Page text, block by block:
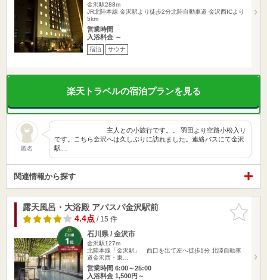
金沢駅288m
JR北陸本線 金沢駅より徒歩2分北陸自動車道 金沢西ICより
5km
営業時間
入浴料金 ～
宿泊 サウナ
楽天トラベルの宿泊プランを見る
匿名
主人との小旅行です。。 羽田より空路小松入り
です。こちら金沢へは久しぶりに訪れました。連絡バスにて金沢
駅…
関連情報から探す
お気に入
りに追加
露天風呂・大浴殿 アパスパ金沢駅前
4.4点/ 15 件
石川県 / 金沢市
金沢駅127m
北陸本線「金沢駅」 西口を出て左へ徒歩1分 北陸自動車
道金沢西・東…
営業時間 6:00～25:00
入浴料金 1,500円～